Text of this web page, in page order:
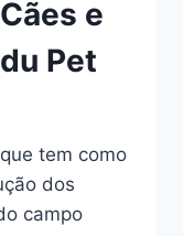
e
Pet
tem como
dos
campo